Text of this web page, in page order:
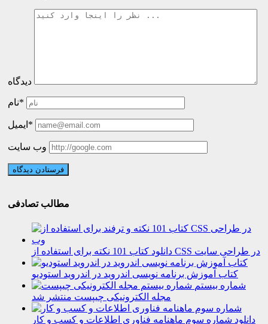
دیدگاه
نام*
ایمیل*
وب سایت
مطالب تصادفی
دانلود کتاب 101 نکته برای استفاده از CSS در طراحی سایت
کتاب آموزش برنامه نویسی اندروید در اندروید استودیو
شماره بیستم
مجله الکترونیکی چیپست منتشر شد
دانلود شماره سوم ماهنامه فناوری اطلاعات و کسب و کار